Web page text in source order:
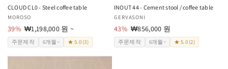
CLOUD CL0 - Steel coffee table
공
급
업
체:
MOROSO
39% 할
인
가
₩1,198,000 원 ~
주문제작 6개월~ ★ 5.0 (3)
INOUT 44 - Cement stool / coffee table
공
급
업
체:
GERVASONI
43% 할
인
가
₩856,000 원
주문제작 6개월~ ★ 5.0 (2)